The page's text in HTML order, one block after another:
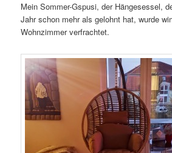
Mein Sommer-Gspusi, der Hängesessel,
Jahr schon mehr als gelohnt hat, wurde
Wohnzimmer verfrachtet.